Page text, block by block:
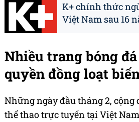
K+ chính thức
Việt Nam sau 16
Nhiều trang bóng
quyền đồng loạt
Những ngày đầu tháng 2, cộng
thể thao trực tuyến tại Việt